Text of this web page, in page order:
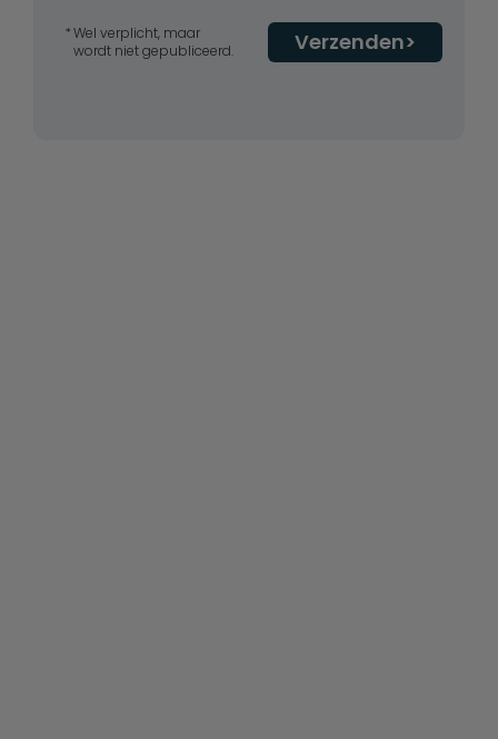
Verzenden
Wel verplicht, maar
wordt niet gepubliceerd.